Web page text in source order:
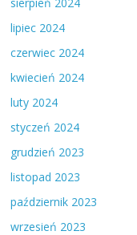
lipiec 2024
czerwiec 2024
kwiecień 2024
luty 2024
styczeń 2024
grudzień 2023
listopad 2023
październik 2023
wrzesień 2023